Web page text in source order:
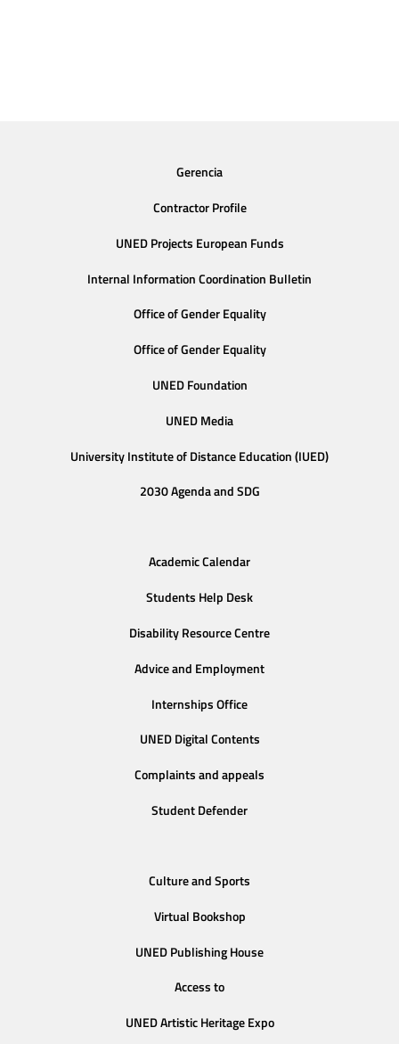
Gerencia
Contractor Profile
UNED Projects European Funds
Internal Information Coordination Bulletin
Office of Gender Equality
Office of Gender Equality
UNED Foundation
UNED Media
University Institute of Distance Education (IUED)
2030 Agenda and SDG
Academic Calendar
Students Help Desk
Disability Resource Centre
Advice and Employment
Internships Office
UNED Digital Contents
Complaints and appeals
Student Defender
Culture and Sports
Virtual Bookshop
UNED Publishing House
Access to
UNED Artistic Heritage Expo